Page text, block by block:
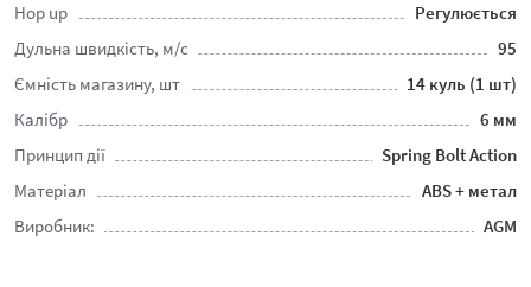
Hop up
Регулюється
Дульна швидкість, м/c
95
Ємність магазину, шт
14 куль (1 шт)
Калібр
6 мм
Принцип дії
Spring Bolt Action
Матеріал
ABS + метал
Виробник:
AGM